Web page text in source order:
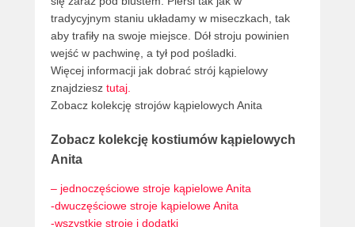
tradycyjnym staniu układamy w miseczkach, tak
aby trafiły na swoje miejsce. Dół stroju powinien
wejść w pachwinę, a tył pod pośladki.
Więcej informacji jak dobrać strój kąpielowy
znajdziesz tutaj.
Zobacz kolekcję strojów kąpielowych Anita
Zobacz kolekcję kostiumów kąpielowych
Anita
– jednoczęściowe stroje kąpielowe Anita
-dwuczęściowe stroje kąpielowe Anita
-wszystkie stroje i dodatki